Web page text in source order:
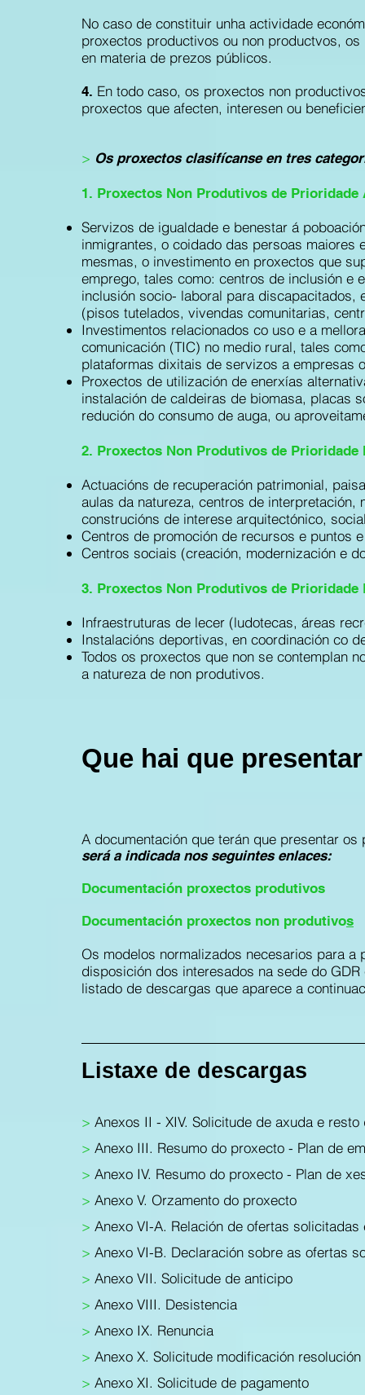
No caso de constituir unha actividade
proxectos productivos ou non productvos,
en materia de prezos públicos.
4. En todo caso, os proxectos non
proxectos que afecten, interesen ou
> Os proxectos clasifícanse en tres
1. Proxectos Non Produtivos de Prioridade
Servizos de igualdade e benestar á
inmigrantes, o coidado das persoas maiores
mesmas, o investimento en proxectos que
emprego, tales como: centros de inclusión e
inclusión socio- laboral para discapacitados,
(pisos tutelados, vivendas comunitarias,
Investimentos relacionados co uso e a
comunicación (TIC) no medio rural, tales
plataformas dixitais de servizos a empresas
Proxectos de utilización de enerxías
instalación de caldeiras de biomasa, placas
redución do consumo de auga, ou
2. Proxectos Non Produtivos de Prioridade
Actuacións de recuperación patrimonial,
aulas da natureza, centros de
construcións de interese arquitectónico,
Centros de promoción de recursos e puntos
Centros sociais (creación, modernización e
3. Proxectos Non Produtivos de Prioridade
Infraestruturas de lecer (ludotecas, áreas
Instalacións deportivas, en coordinación co
Todos os proxectos que non se contemplan
a natureza de non produtivos.
Que hai que presentar
A documentación que terán que presentar
será a indicada nos seguintes enlaces:
Documentación proxectos produtivos
Documentación proxectos non produtivos
Os modelos normalizados necesarios para
disposición dos interesados na sede do
listado de descargas que aparece a
Listaxe de descargas
> Anexos II - XIV. Solicitude de axuda e
> Anexo III. Resumo do proxecto - Plan de
> Anexo IV. Resumo do proxecto - Plan de
> Anexo V. Orzamento do proxecto
> Anexo VI-A. Relación de ofertas solicitadas
> Anexo VI-B. Declaración sobre as ofertas
> Anexo VII. Solicitude de anticipo
> Anexo VIII. Desistencia
> Anexo IX. Renuncia
> Anexo X. Solicitude modificación resolución
> Anexo XI. Solicitude de pagamento